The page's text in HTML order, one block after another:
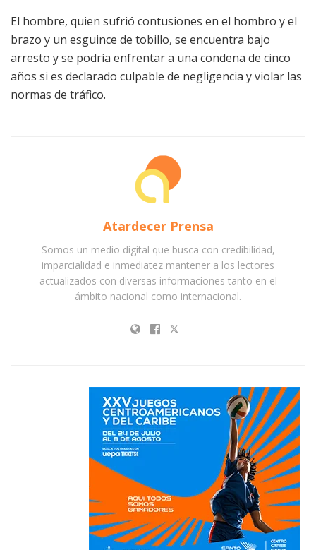
El hombre, quien sufrió contusiones en el hombro y el
brazo y un esguince de tobillo, se encuentra bajo
arresto y se podría enfrentar a una condena de cinco
años si es declarado culpable de negligencia y violar las
normas de tráfico.
Atardecer Prensa
Somos un medio digital que busca con credibilidad,
imparcialidad e inmediatez mantener a los lectores
actualizados con diversas informaciones tanto en el
ámbito nacional como internacional.